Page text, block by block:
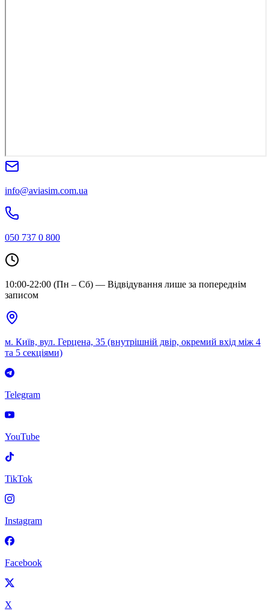
info@aviasim.com.ua
050 737 0 800
10:00-22:00 (Пн – Сб) — Відвідування лише за попереднім
записом
м. Київ, вул. Герцена, 35 (внутрішній двір, окремий вхід між 4
та 5 секціями)
Telegram
YouTube
TikTok
Instagram
Facebook
X